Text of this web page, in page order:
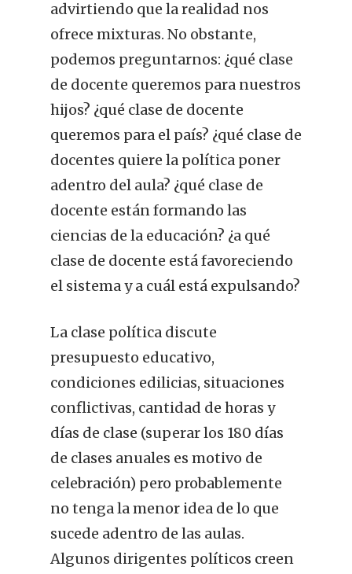
advirtiendo que la realidad nos
ofrece mixturas. No obstante,
podemos preguntarnos: ¿qué clase
de docente queremos para nuestros
hijos? ¿qué clase de docente
queremos para el país? ¿qué clase de
docentes quiere la política poner
adentro del aula? ¿qué clase de
docente están formando las
ciencias de la educación? ¿a qué
clase de docente está favoreciendo
el sistema y a cuál está expulsando?
La clase política discute
presupuesto educativo,
condiciones edilicias, situaciones
conflictivas, cantidad de horas y
días de clase (superar los 180 días
de clases anuales es motivo de
celebración) pero probablemente
no tenga la menor idea de lo que
sucede adentro de las aulas.
Algunos dirigentes políticos creen